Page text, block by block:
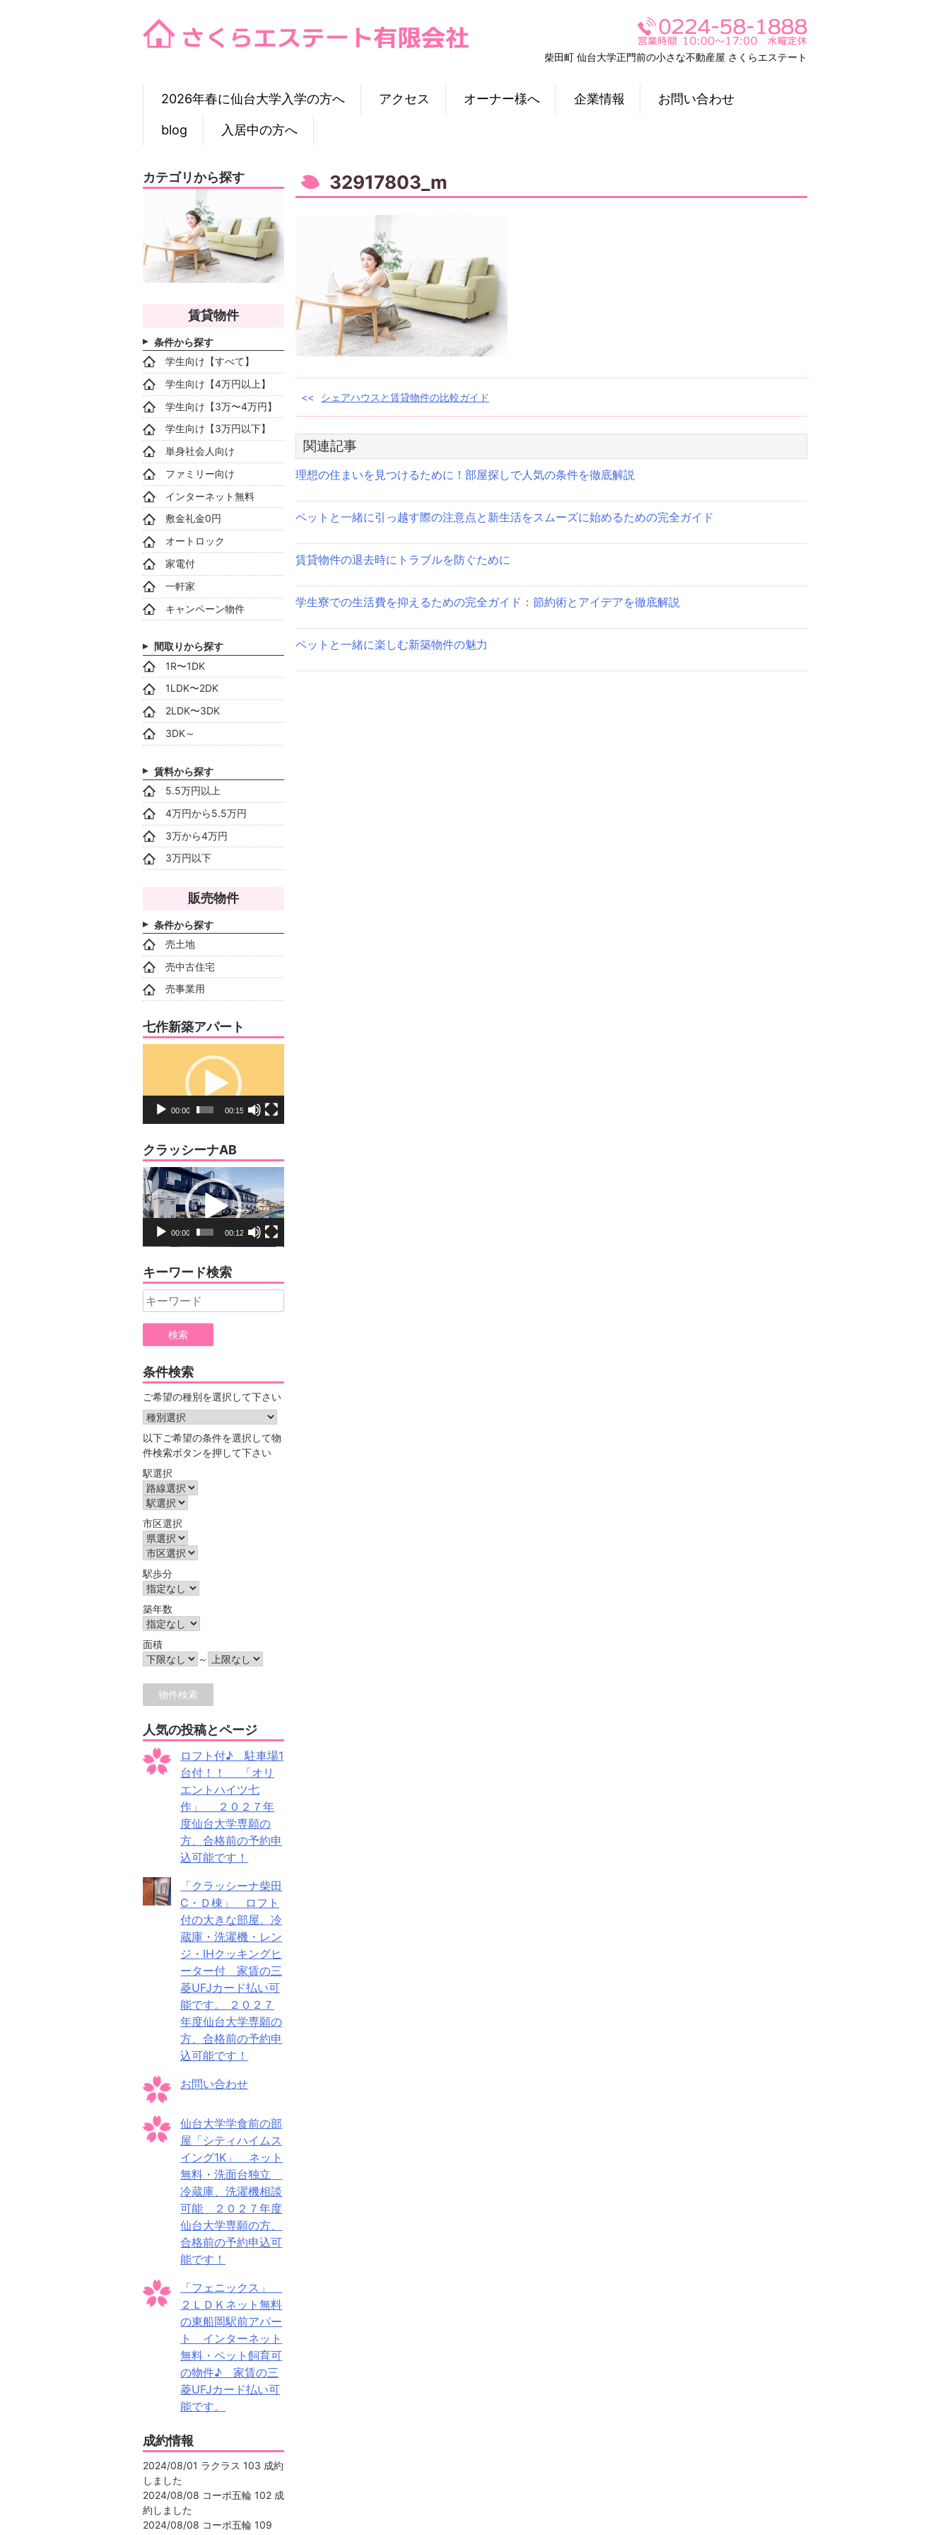
柴田町 仙台大学正門前の小さな不動産屋 さくらエステート
2026年春に仙台大学入学の方へ アクセス オーナー様へ 企業情報 お問い合わせ
blog 入居中の方へ
32917803_m
投
ナ
ビ
ゲ
ー
シ
ン
シェアハウスと賃貸物件の比較ガイド
関連記事
理想の住まいを見つけるために！部屋探しで人気の条件を徹底解説
ペットと一緒に引っ越す際の注意点と新生活をスムーズに始めるための完全ガイド
賃貸物件の退去時にトラブルを防ぐために
学生寮での生活費を抑えるための完全ガイド：節約術とアイデアを徹底解説
ペットと一緒に楽しむ新築物件の魅力
カテゴリから探す
賃貸物件
条件から探す
学生向け【すべて】
学生向け【4万円以上】
学生向け【3万〜4万円】
学生向け【3万円以下】
単身社会人向け
ファミリー向け
インターネット無料
敷金礼金0円
オートロック
家電付
一軒家
キャンペーン物件
間取りから探す
1R〜1DK
1LDK〜2DK
2LDK〜3DK
3DK～
賃料から探す
5.5万円以上
4万円から5.5万円
3万から4万円
3万円以下
販売物件
条件から探す
売土地
売中古住宅
売事業用
七作新築アパート
ー
00:00 00:15
クラッシーナAB
動
画
プ
ー
00:00 00:12
キーワード検索
Search
for:
条件検索
ご希望の種別を選択して下さい
以下ご希望の条件を選択して物
件検索ボタンを押して下さい
駅選択
市区選択
駅歩分
築年数
面積
～
人気の投稿とページ
ロフト付♪ 駐車場1
台付！！ 「オリ
エントハイツ七
作」 ２０２７年
度仙台大学専願の
方、合格前の予約申
込可能です！
「クラッシーナ柴田
C・Ｄ棟」 ロフト
付の大きな部屋。冷
蔵庫・洗濯機・レン
ジ・IHクッキングヒ
ーター付 家賃の三
菱UFJカード払い可
能です。 ２０２７
年度仙台大学専願の
方、合格前の予約申
込可能です！
お問い合わせ
仙台大学学食前の部
屋「シティハイムス
イング1K」 ネット
無料・洗面台独立
冷蔵庫、洗濯機相談
可能 ２０２７年度
仙台大学専願の方、
合格前の予約申込可
能です！
「フェニックス」
２ＬＤＫネット無料
の東船岡駅前アパー
ト インターネット
無料・ペット飼育可
の物件♪ 家賃の三
菱UFJカード払い可
能です。
成約情報
2024/08/01 ラクラス 103 成約
しました
2024/08/08 コーポ五輪 102 成
約しました
2024/08/08 コーポ五輪 109